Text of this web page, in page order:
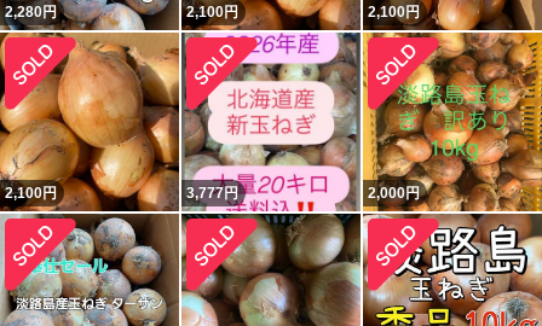
2,280円 2,100円 2,100円
2,100円 3,777円 2,000円